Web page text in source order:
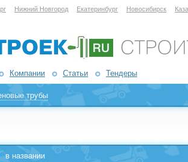
Нижний Новгород Екатеринбург Новосибирск
Компании Статьи Тендеры
трубы
в названии